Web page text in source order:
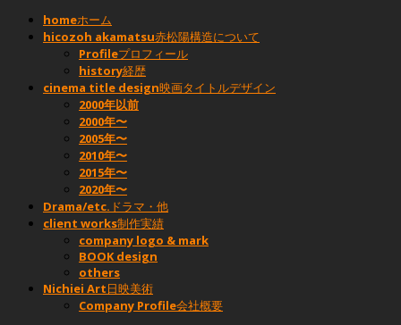
homeホーム
hicozoh akamatsu赤松陽構造について
Profileプロフィール
history経歴
cinema title design映画タイトルデザイン
2000年以前
2000年〜
2005年〜
2010年〜
2015年〜
2020年〜
Drama/etc. ドラマ・他
client works制作実績
company logo & mark
BOOK design
others
Nichiei Art日映美術
Company Profile会社概要